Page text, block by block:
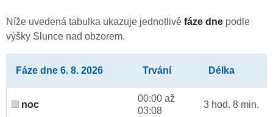
Níže uvedená tabulka ukazuje jednotlivé fáze dne podle
výšky Slunce nad obzorem.
Fáze dne 6. 8. 2026 Trvání Délka
noc
00:00 až
03:08
3 hod. 8 min.